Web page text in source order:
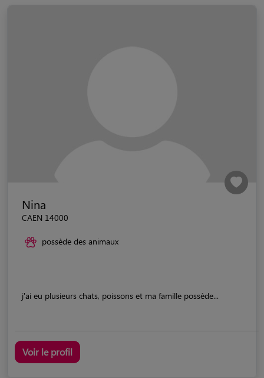
Nina
CAEN 14000
possède des animaux
j'ai eu plusieurs chats, poissons et ma famille possède...
Voir le profil